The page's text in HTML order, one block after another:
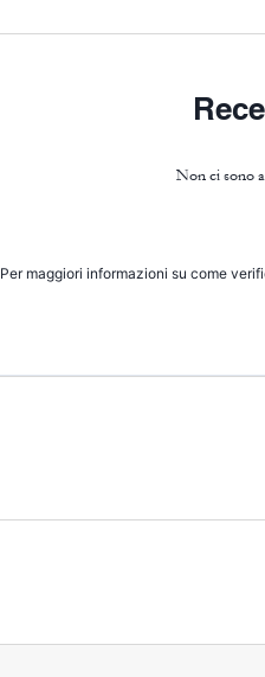
Non ci sono
Per maggiori informazioni su come